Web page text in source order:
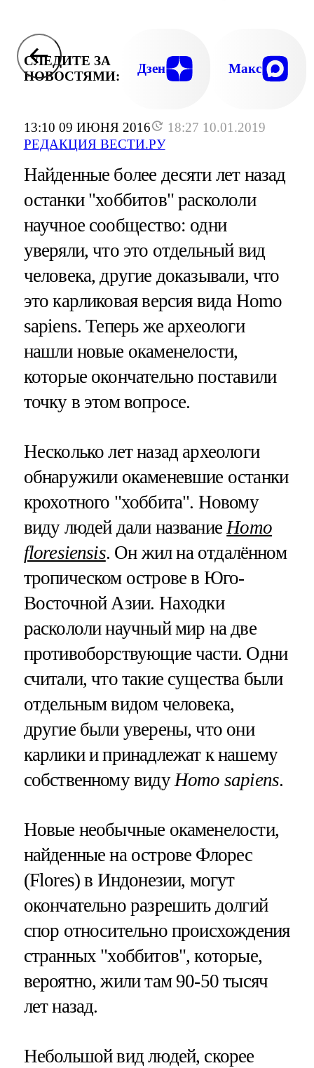
13:10 09 ИЮНЯ 2016
18:27 10.01.2019
РЕДАКЦИЯ ВЕСТИ.РУ
СЛЕДИТЕ ЗА
НОВОСТЯМИ:
Дзен Макс
Найденные более десяти лет назад
останки "хоббитов" раскололи
научное сообщество: одни
уверяли, что это отдельный вид
человека, другие доказывали, что
это карликовая версия вида Homo
sapiens. Теперь же археологи
нашли новые окаменелости,
которые окончательно поставили
точку в этом вопросе.
Несколько лет назад археологи
обнаружили окаменевшие останки
крохотного "хоббита". Новому
виду людей дали название Homo
floresiensis. Он жил на отдалённом
тропическом острове в Юго-
Восточной Азии. Находки
раскололи научный мир на две
противоборствующие части. Одни
считали, что такие существа были
отдельным видом человека,
другие были уверены, что они
карлики и принадлежат к нашему
собственному виду Homo sapiens.
Новые необычные окаменелости,
найденные на острове Флорес
(Flores) в Индонезии, могут
окончательно разрешить долгий
спор относительно происхождения
странных "хоббитов", которые,
вероятно, жили там 90-50 тысяч
лет назад.
Небольшой вид людей, скорее